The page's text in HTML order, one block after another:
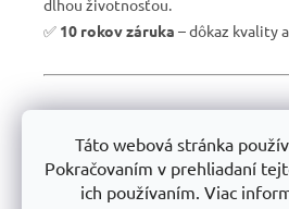
Táto webová stránka
Pokračovaním v prehliadaní
ich používaním. Viac
✅ 10 rokov záruka – dôkaz kvality
📊 Porovnanie s bežnými
Vlastnosť Profesionálne
Nosnosť